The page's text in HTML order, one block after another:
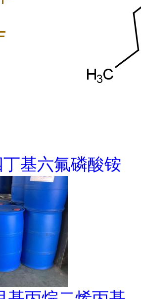
基六氟磷酸铵